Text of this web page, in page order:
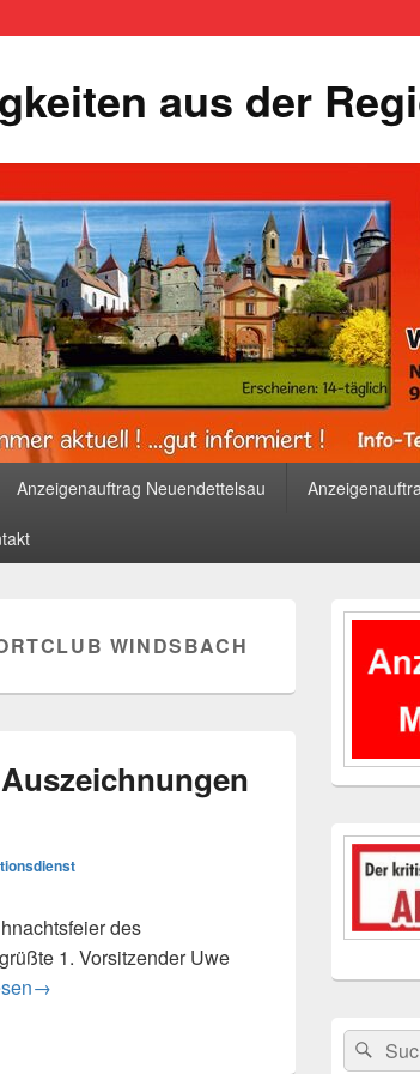
aus der
Anzeigenauftrag Neuendettelsau
WINDSBACH
des
1. Vorsitzender Uwe
und sportliche Auszeichnungen beim
→
Primärer
Suchen
nach: